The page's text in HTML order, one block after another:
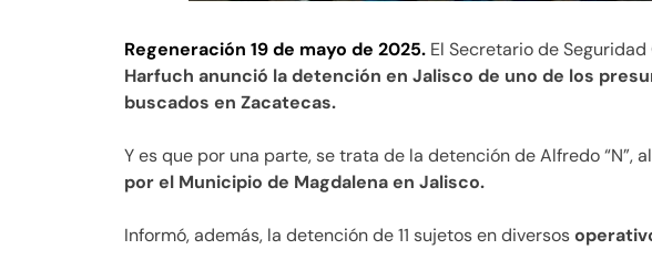
Regeneración 19 de mayo de 2025. El Secretario de
Harfuch anunció la detención en Jalisco de uno de los
buscados en Zacatecas.
Y es que por una parte, se trata de la detención de Alfredo “N”,
por el Municipio de Magdalena en Jalisco.
Informó, además, la detención de 11 sujetos en diversos